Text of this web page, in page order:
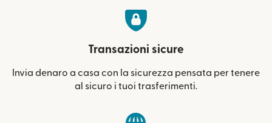
Transazioni sicure
Invia denaro a casa con la sicurezza pensata per tenere
al sicuro i tuoi trasferimenti.